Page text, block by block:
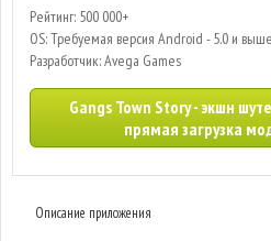
Рейтинг: 500 000+
OS: Требуемая версия Android - 5.0 и выше
Разработчик: Avega Games
Gangs Town Story - экшн
прямая загрузка
Описание приложения